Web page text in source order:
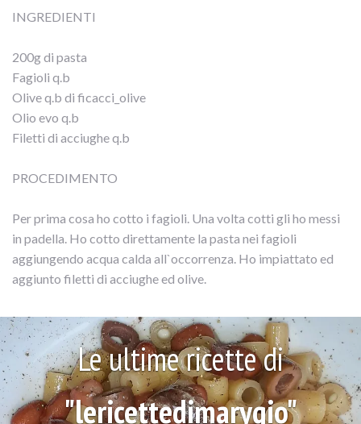
INGREDIENTI
200g di pasta
Fagioli q.b
Olive q.b di ficacci_olive
Olio evo q.b
Filetti di acciughe q.b
PROCEDIMENTO
Per prima cosa ho cotto i fagioli. Una volta cotti gli ho messi
in padella. Ho cotto direttamente la pasta nei fagioli
aggiungendo acqua calda all`occorrenza. Ho impiattato ed
aggiunto filetti di acciughe ed olive.
Le ultime ricette di
"lericettedimarygio"